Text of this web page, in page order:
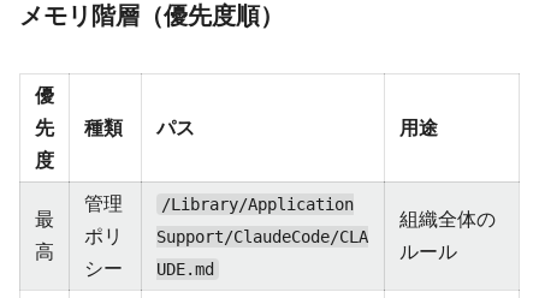
メモリ階層（優先度順）
優
先
度
種類 パス 用途
最
高
管理
ポリ
シー
/Library/Application
Support/ClaudeCode/CLA
UDE.md
組織全体の
ルール